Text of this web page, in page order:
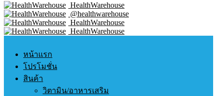
HealthWarehouse
@healthwarehouse
HealthWarehouse
HealthWarehouse
หน้าแรก
โปรโมชั่น
สินค้า
วิตามิน/อาหารเสริม